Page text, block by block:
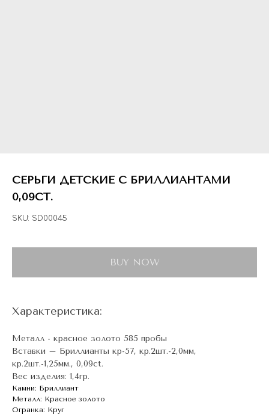
СЕРЬГИ ДЕТСКИЕ С БРИЛЛИАНТАМИ
0,09CT.
SKU: SD00045
BUY NOW
Характеристика:
Металл - красное золото 585 пробы
Вставки – Бриллианты кр-57, кр.2шт.-2,0мм,
кр.2шт.-1,25мм., 0,09ct.
Вес изделия: 1,4гр.
Камни: Бриллиант
Металл: Красное золото
Огранка: Круг